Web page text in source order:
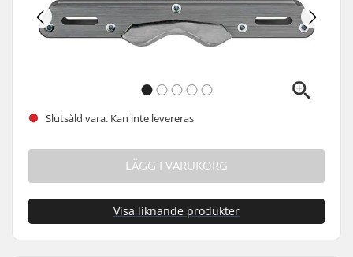
Slutsåld vara. Kan inte levereras
LÄGG I VARUKORG
Visa liknande produkter